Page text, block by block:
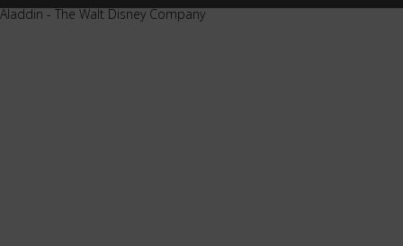
Aladdin - The Walt Disney Company